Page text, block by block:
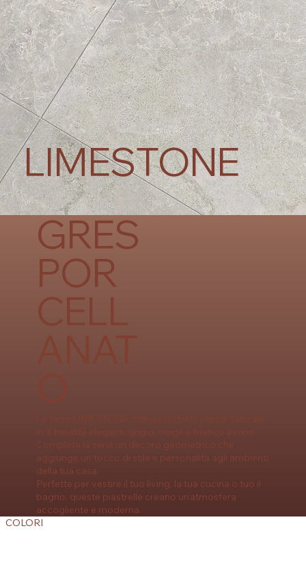
LIMESTONE
GRES
POR
CELL
La serie LIMESTONE offre un effetto pietra naturale
in 3 tonalità eleganti: grigio, beige e bianco avorio.
Completa la serie un decoro geometrico che
aggiunge un tocco di stile e personalità agli ambienti
della tua casa.
Perfette per vestire il tuo living, la tua cucina o tuo il
bagno, queste piastrelle creano un’atmosfera
accogliente e moderna.
COLORI